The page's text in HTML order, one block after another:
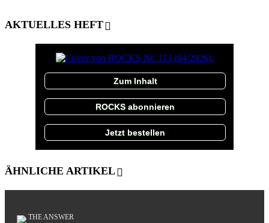
AKTUELLES HEFT
Zum Inhalt
ROCKS abonnieren
Jetzt bestellen
ÄHNLICHE ARTIKEL
THE ANSWER